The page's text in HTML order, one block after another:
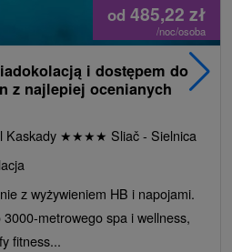
od 485,22 zł
/noc/osoba
i dostępem do
z najlepiej ocenianych
Kaskady ★★★★ Sliač - Sielnica
z wyżywieniem HB i napojami.
metrowego spa i wellness,
fitness...